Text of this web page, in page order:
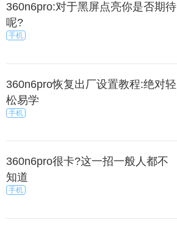
360n6pro:对于黑屏点亮你是否期待
呢?
手机
360n6pro恢复出厂设置教程:绝对轻
松易学
手机
360n6pro很卡?这一招一般人都不
知道
手机